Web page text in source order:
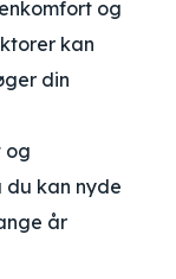
og
kan
din
og
du kan nyde
år